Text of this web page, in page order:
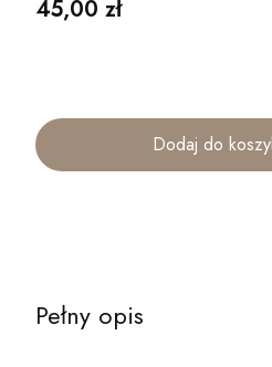
Cena
45,00 zł
Dodaj do
Pełny opis